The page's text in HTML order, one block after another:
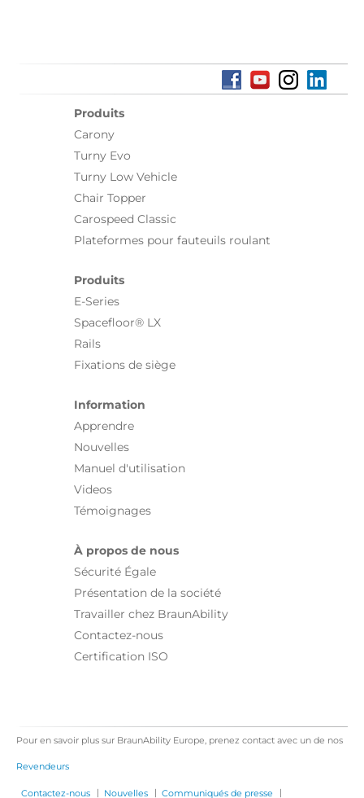
Produits
Carony
Turny Evo
Turny Low Vehicle
Chair Topper
Carospeed Classic
Plateformes pour fauteuils roulant
Produits
E-Series
Spacefloor® LX
Rails
Fixations de siège
Information
Apprendre
Nouvelles
Manuel d'utilisation
Videos
Témoignages
À propos de nous
Sécurité Égale
Présentation de la société
Travailler chez BraunAbility
Contactez-nous
Certification ISO
Pour en savoir plus sur BraunAbility Europe, prenez contact avec un de nos
Revendeurs
Contactez-nous | Nouvelles | Communiqués de presse |